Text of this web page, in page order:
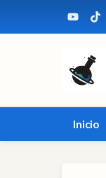
Inicio